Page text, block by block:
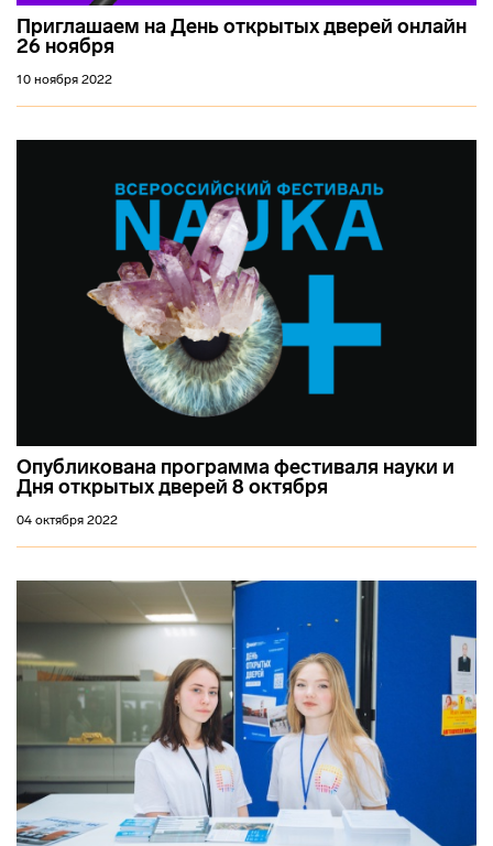
Приглашаем на День открытых дверей онлайн
26 ноября
10 ноября 2022
Опубликована программа фестиваля науки и
Дня открытых дверей 8 октября
04 октября 2022